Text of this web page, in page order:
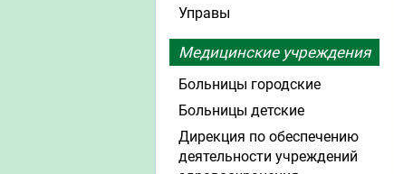
Управы
Медицинские учреждения
Больницы городские
Больницы детские
Дирекция по обеспечению
деятельности учреждений